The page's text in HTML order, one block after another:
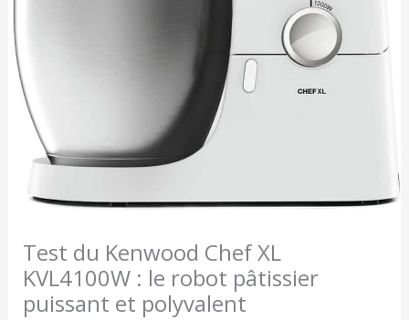
Test du Kenwood Chef XL
KVL4100W : le robot pâtissier
puissant et polyvalent